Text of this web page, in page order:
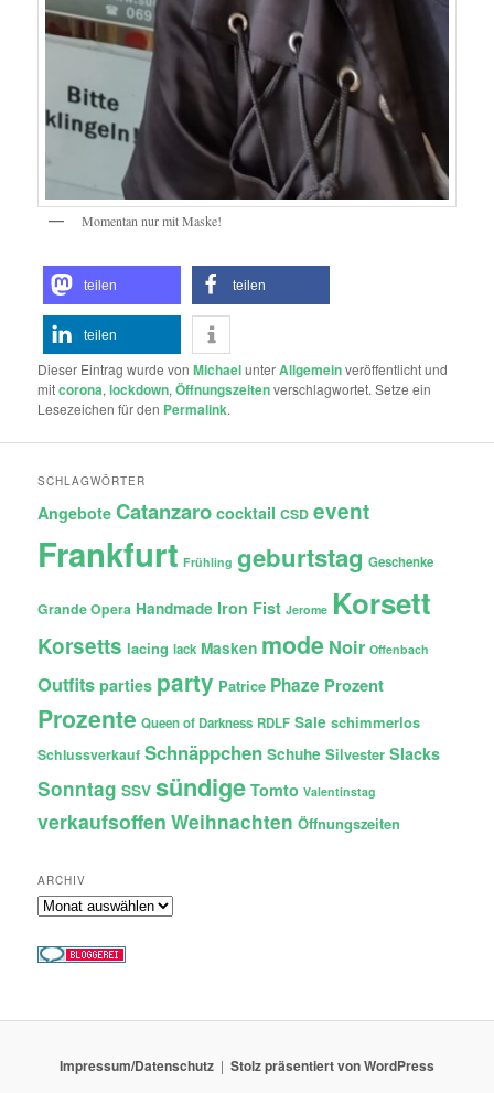
Momentan nur mit Maske!
teilen teilen
teilen
Dieser Eintrag wurde vonMichaelunterAllgemeinveröffentlicht und
mitcorona,lockdown,Öffnungszeitenverschlagwortet. Setze ein
Lesezeichen für den Permalink.
SCHLAGWÖRTER
Angebote Catanzaro cocktail CSD event
Frankfurt Frühling geburtstag Geschenke
Grande Opera Handmade Iron Fist Jerome Korsett
Korsetts lacing lack Masken mode Noir Offenbach
Outfits parties party Patrice Phaze Prozent
Prozente Queen of Darkness RDLF Sale schimmerlos
Schlussverkauf Schnäppchen Schuhe Silvester Slacks
Sonntag SSV sündige Tomto Valentinstag
verkaufsoffen Weihnachten Öffnungszeiten
ARCHIV
Archiv
Impressum/Datenschutz Stolz präsentiert von WordPress